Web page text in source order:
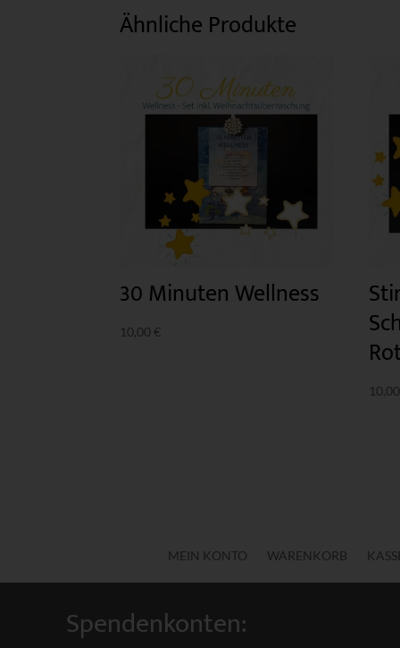
Ähnliche Produkte
30 Minuten Wellness
10,00 €
MEIN KONTO WARENKORB
Spendenkonten: